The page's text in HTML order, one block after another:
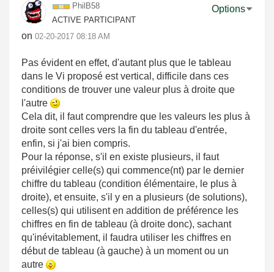
PhilB58
ACTIVE PARTICIPANT
on ‎02-20-2017 08:18 AM
Options
Pas évident en effet, d'autant plus que le tableau
dans le Vi proposé est vertical, difficile dans ces
conditions de trouver une valeur plus à droite que
l'autre
Cela dit, il faut comprendre que les valeurs les plus à
droite sont celles vers la fin du tableau d'entrée,
enfin, si j'ai bien compris.
Pour la réponse, s'il en existe plusieurs, il faut
préivilégier celle(s) qui commence(nt) par le dernier
chiffre du tableau (condition élémentaire, le plus à
droite), et ensuite, s'il y en a plusieurs (de solutions),
celles(s) qui utilisent en addition de préférence les
chiffres en fin de tableau (à droite donc), sachant
qu'inévitablement, il faudra utiliser les chiffres en
début de tableau (à gauche) à un moment ou un
autre